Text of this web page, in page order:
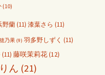
(10)
野蘭(11) 漆葉さら (11)
乃果 (9) 羽多野しずく (11)
(11) 藤咲茉莉花(12)
ん (21)